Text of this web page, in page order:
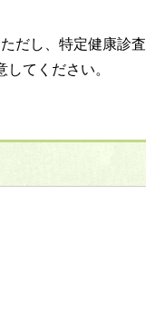
だし、特定健康診
てください。